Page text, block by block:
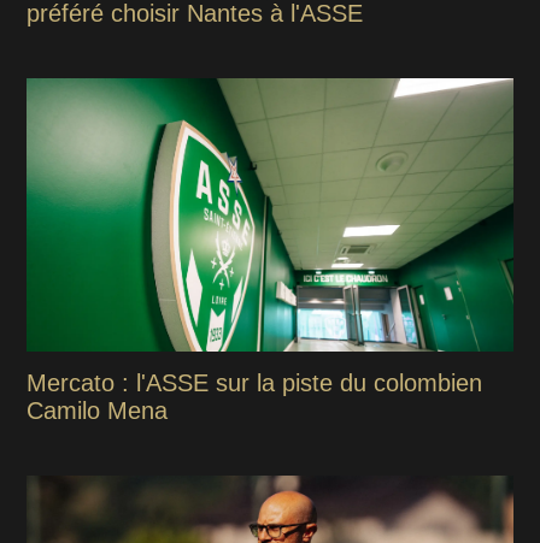
préféré choisir Nantes à l'ASSE
Mercato : l'ASSE sur la piste du colombien
Camilo Mena